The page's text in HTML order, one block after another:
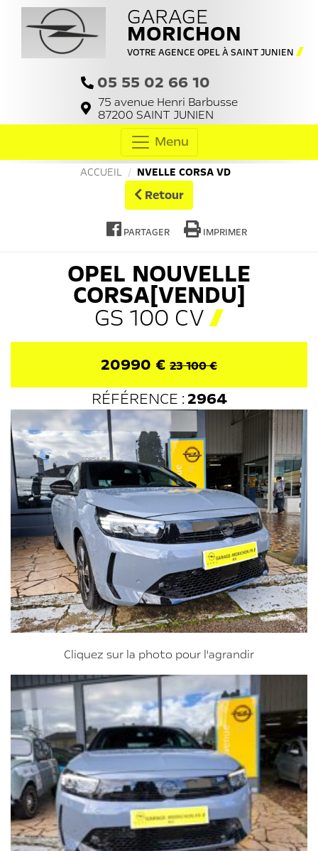
GARAGE
MORICHON
VOTRE AGENCE OPEL À SAINT JUNIEN
05 55 02 66 10
75 avenue Henri Barbusse
87200 SAINT JUNIEN
Menu
ACCUEIL NVELLE CORSA VD
Retour
PARTAGER IMPRIMER
OPEL NOUVELLE
CORSA[VENDU]
GS 100 CV
20990 € 23 100 €
RÉFÉRENCE :2964
Cliquez sur la photo pour l'agrandir